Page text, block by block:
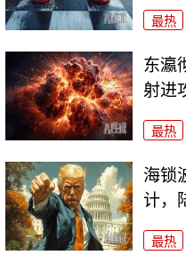
最热
东瀛
射进
最热
海锁
计，
最热